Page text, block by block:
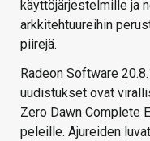
käyttöjärjestelmille ja
arkkitehtuureihin
piirejä.
Radeon Software
uudistukset ovat
Zero Dawn Complete
peleille. Ajureiden